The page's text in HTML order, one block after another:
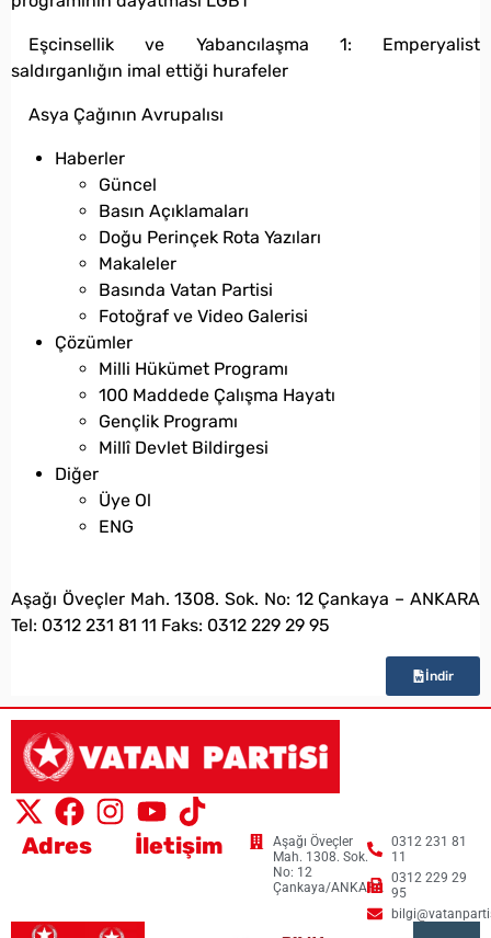
Eşcinsellik ve Yabancılaşma 1: Emperyalist
saldırganlığın imal ettiği hurafeler
Asya Çağının Avrupalısı
Haberler
Güncel
Basın Açıklamaları
Doğu Perinçek Rota Yazıları
Makaleler
Basında Vatan Partisi
Fotoğraf ve Video Galerisi
Çözümler
Milli Hükümet Programı
100 Maddede Çalışma Hayatı
Gençlik Programı
Millî Devlet Bildirgesi
Diğer
Üye Ol
ENG
Aşağı Öveçler Mah. 1308. Sok. No: 12 Çankaya – ANKARA
Tel: 0312 231 81 11 Faks: 0312 229 29 95
İndir
Adres
Aşağı Öveçler
Mah. 1308. Sok.
No: 12
Çankaya/ANKARA
İletişim
0312 231 81
11
0312 229 29
95